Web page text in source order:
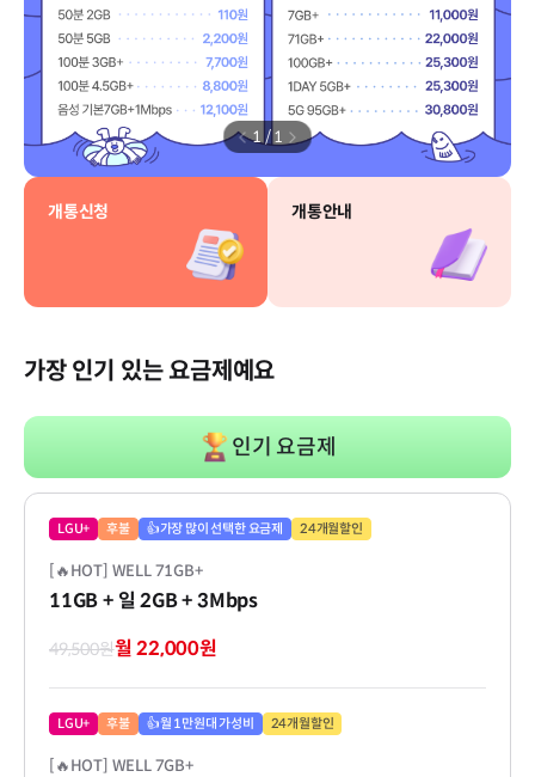
1 /1
개통신청 개통안내
가장 인기 있는 요금제예요
인기 요금제
LGU+ 후불 👍가장 많이 선택한 요금제 24개월할인
[🔥HOT] WELL 71GB+
11GB+ 일 2GB+ 3Mbps
49,500원월 22,000원
LGU+ 후불 👍월 1만원대 가성비 24개월할인
[🔥HOT] WELL 7GB+